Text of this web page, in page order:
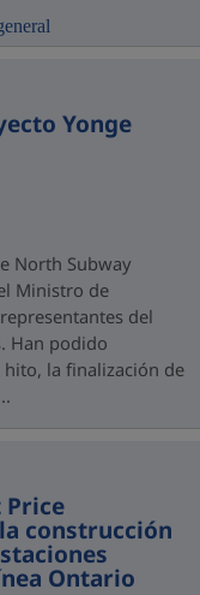
Yonge
North Subway
Ministro de
del
Han podido
la finalización de
Price
construcción
Ontario